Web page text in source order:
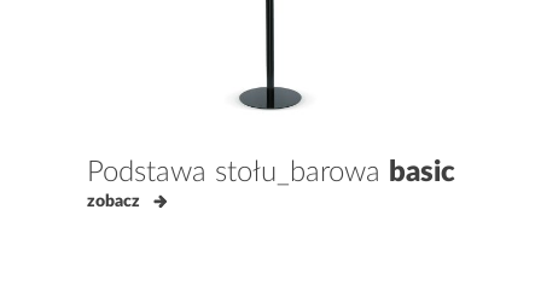
Podstawa stołu_barowa basic
zobacz